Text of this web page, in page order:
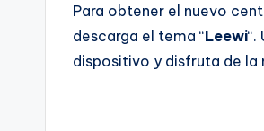
Para obtener el nuevo
descarga el tema “Leewi“.
dispositivo y disfruta de la